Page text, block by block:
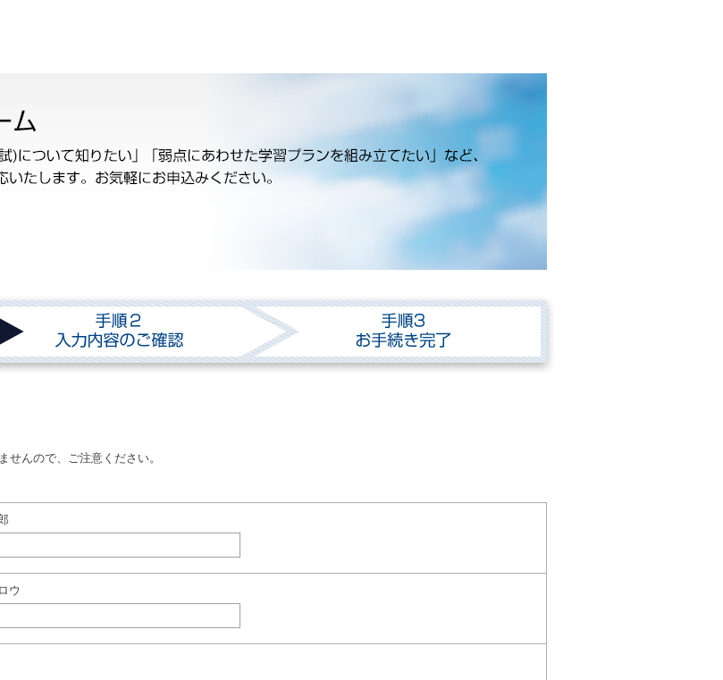
せんので、ご注意ください。
ウ